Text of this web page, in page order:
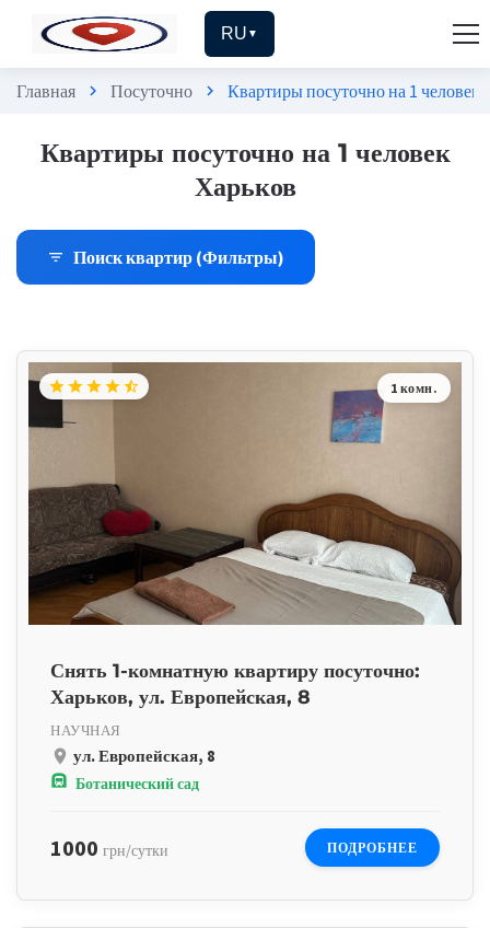
RU ▼
Главная chevron_right Посуточно chevron_right Квартиры посуточно на 1 человек
Квартиры посуточно на 1 человек
Харьков
filter_list Поиск квартир (Фильтры)
1 комн.
starstarstarstarstar_half
Снять 1-комнатную квартиру посуточно:
Харьков, ул. Европейская, 8
НАУЧНАЯ
place ул. Европейская, 8
subway Ботанический сад
1000 грн/сутки ПОДРОБНЕЕ